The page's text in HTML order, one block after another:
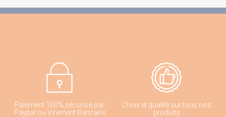
Paiement 100% sécurisé par
Paypal ou Virement Bancaire
Choix et qualité sur tous nos
produits